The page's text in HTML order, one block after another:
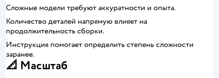
Сложные модели требуют аккуратности и опыта.
Количество деталей напрямую влияет на
продолжительность сборки.
Инструкция помогает определить степень сложности
заранее.
📐 Масштаб